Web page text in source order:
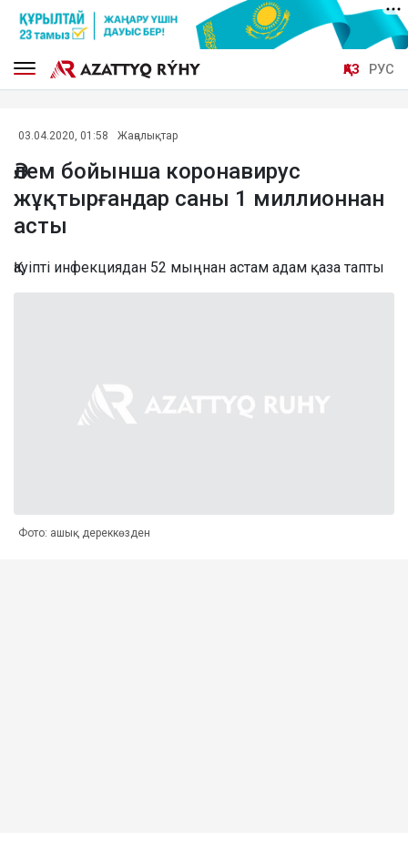
ҚАЗ РУС
03.04.2020, 01:58 Жаңалықтар
Әлем бойынша коронавирус
жұқтырғандар саны 1 миллионнан
асты
Қауіпті инфекциядан 52 мыңнан астам адам қаза тапты
Фото: ашық дереккөзден